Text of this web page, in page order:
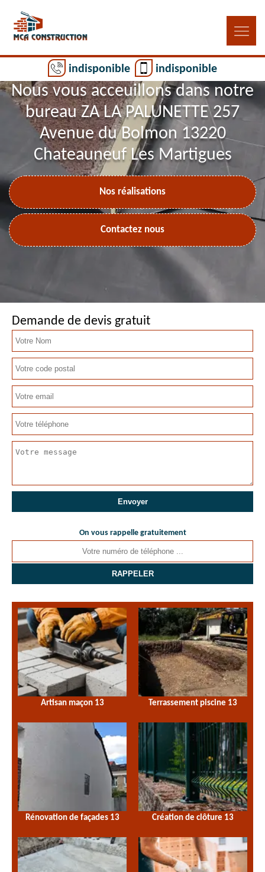
indisponible indisponible
Nous vous acceuillons dans notre
bureau ZA LA PALUNETTE 257
Avenue du Bolmon 13220
Chateauneuf Les Martigues
Nos réalisations
Contactez nous
Demande de devis gratuit
On vous rappelle gratuitement
Artisan maçon 13 Terrassement piscine 13
Rénovation de façades 13 Création de clôture 13